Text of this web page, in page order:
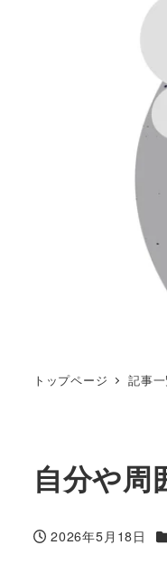
トップページ 記事一
自分や周
投稿日
2026年5月18日